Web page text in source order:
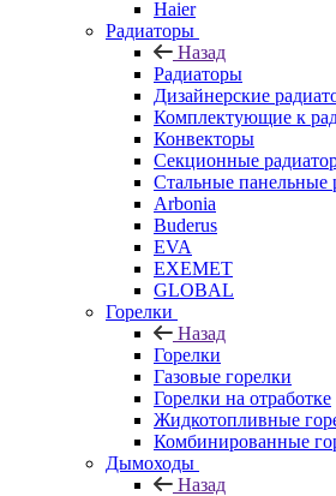
Haier
Радиаторы
Назад
Радиаторы
Дизайнерские
Комплектующие к
Конвекторы
Секционные
Стальные панельные
Arbonia
Buderus
EVA
EXEMET
GLOBAL
Горелки
Назад
Горелки
Газовые горелки
Горелки на отработке
Жидкотопливные
Комбинированные
Дымоходы
Назад